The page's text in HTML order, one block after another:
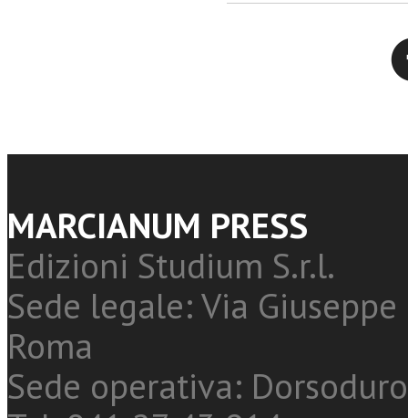
MARCIANUM PRESS
Edizioni Studium S.r.l.
Sede legale: Via
Roma
Sede operativa: